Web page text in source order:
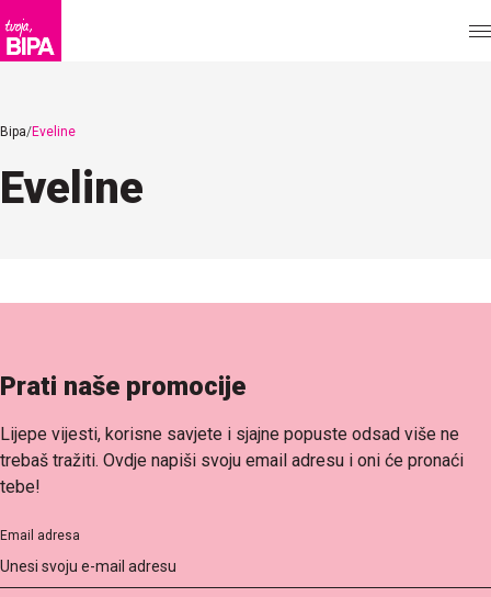
Bipa Eveline
Eveline
Prati naše promocije
Lijepe vijesti, korisne savjete i sjajne popuste odsad više ne
trebaš tražiti. Ovdje napiši svoju email adresu i oni će pronaći
tebe!
Email adresa